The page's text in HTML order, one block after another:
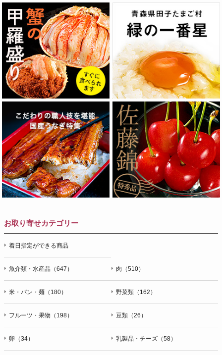
お取り寄せカテゴリー
着日指定ができる商品
魚介類・水産品（647） 肉（510）
米・パン・麺（180） 野菜類（162）
フルーツ・果物（198） 豆類（26）
卵（34） 乳製品・チーズ（58）